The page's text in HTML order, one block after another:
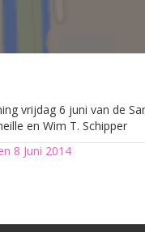
vrijdag 6 juni van de
en Wim T. Schipper
8 Juni 2014